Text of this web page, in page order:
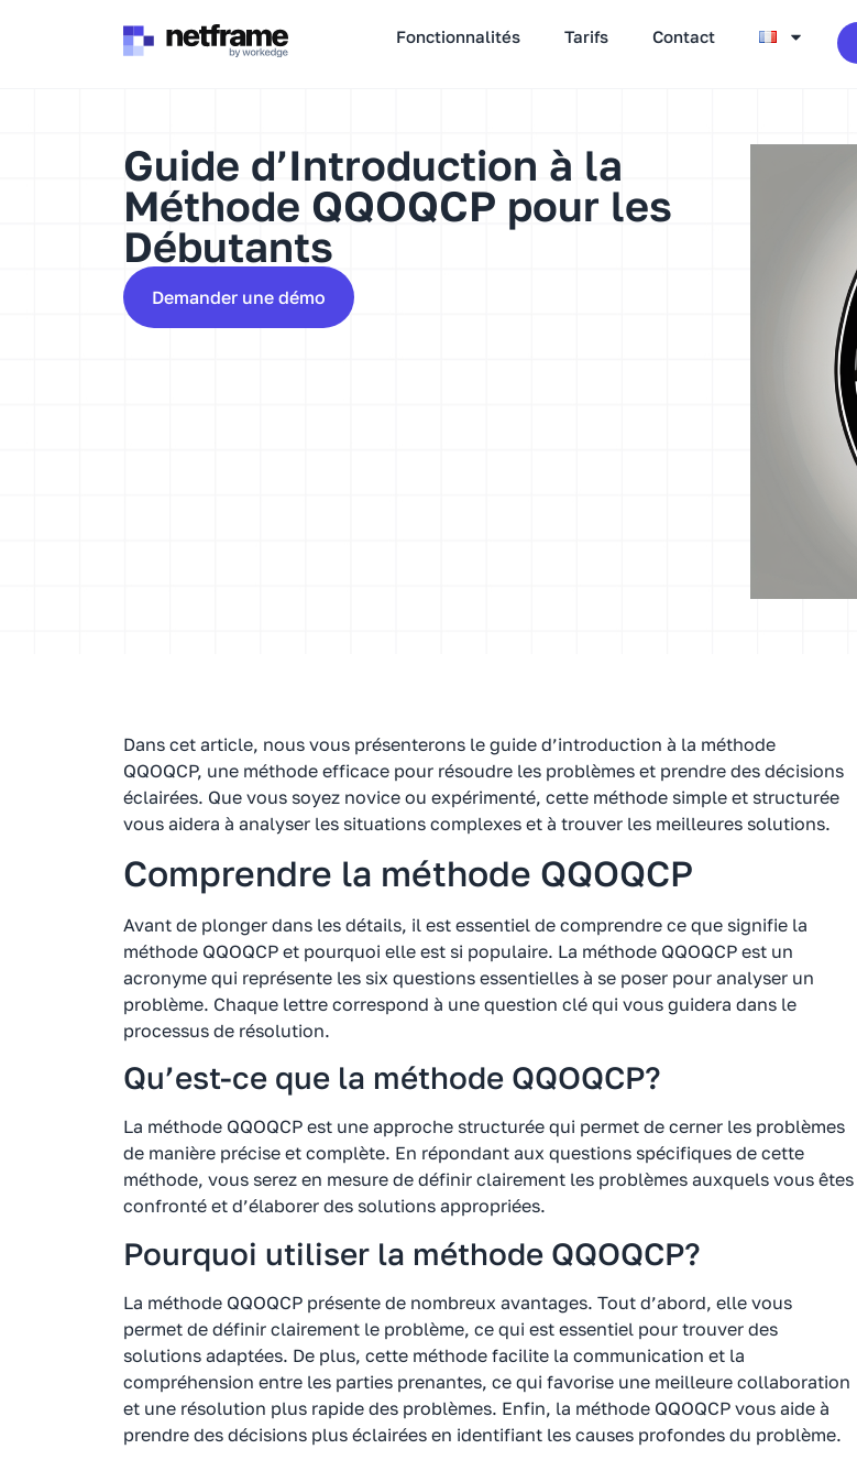
Fonctionnalités Tarifs Contact
Guide d’Introduction à la
Méthode QQOQCP pour les
Débutants
Demander une démo
Dans cet article, nous vous présenterons le guide d’introduction à la méthode
QQOQCP, une méthode efficace pour résoudre les problèmes et prendre des décisions
éclairées. Que vous soyez novice ou expérimenté, cette méthode simple et structurée
vous aidera à analyser les situations complexes et à trouver les meilleures solutions.
Comprendre la méthode QQOQCP
Avant de plonger dans les détails, il est essentiel de comprendre ce que signifie la
méthode QQOQCP et pourquoi elle est si populaire. La méthode QQOQCP est un
acronyme qui représente les six questions essentielles à se poser pour analyser un
problème. Chaque lettre correspond à une question clé qui vous guidera dans le
processus de résolution.
Qu’est-ce que la méthode QQOQCP?
La méthode QQOQCP est une approche structurée qui permet de cerner les problèmes
de manière précise et complète. En répondant aux questions spécifiques de cette
méthode, vous serez en mesure de définir clairement les problèmes auxquels vous êtes
confronté et d’élaborer des solutions appropriées.
Pourquoi utiliser la méthode QQOQCP?
La méthode QQOQCP présente de nombreux avantages. Tout d’abord, elle vous
permet de définir clairement le problème, ce qui est essentiel pour trouver des
solutions adaptées. De plus, cette méthode facilite la communication et la
compréhension entre les parties prenantes, ce qui favorise une meilleure collaboration
et une résolution plus rapide des problèmes. Enfin, la méthode QQOQCP vous aide à
prendre des décisions plus éclairées en identifiant les causes profondes du problème.